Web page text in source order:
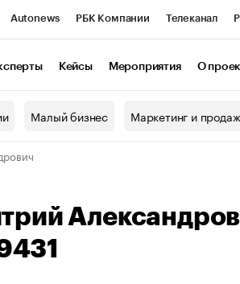
Autonews РБК Компании Телеканал
Кейсы Мероприятия О
Малый бизнес Маркетинг и